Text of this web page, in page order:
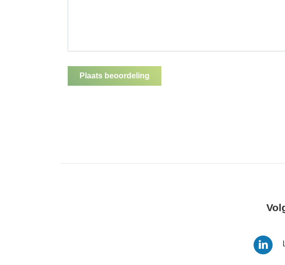
Plaats beoordeling